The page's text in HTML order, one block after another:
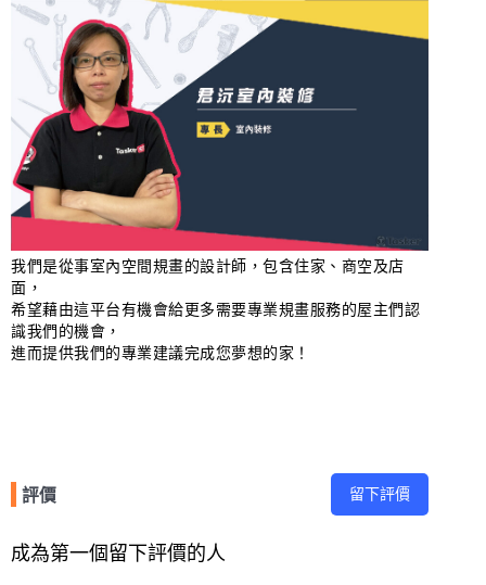
我們是從事室內空間規畫的設計師，包含住家、商空及店
面，
希望藉由這平台有機會給更多需要專業規畫服務的屋主們認
識我們的機會，
進而提供我們的專業建議完成您夢想的家！
評價 留下評價
成為第一個留下評價的人